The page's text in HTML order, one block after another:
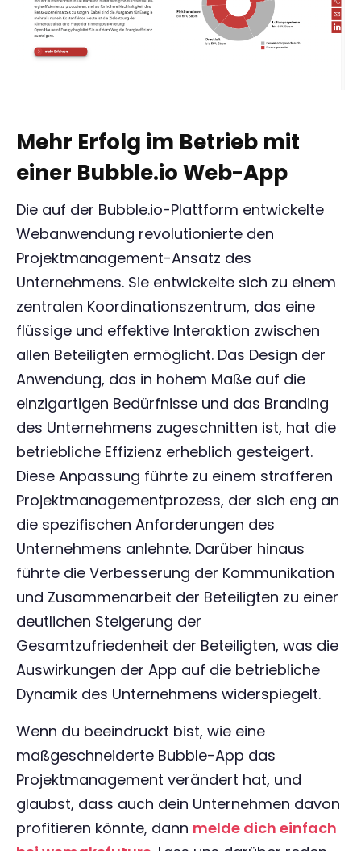
Mehr Erfolg im Betrieb mit
einer Bubble.io Web-App
Die auf der Bubble.io-Plattform entwickelte
Webanwendung revolutionierte den
Projektmanagement-Ansatz des
Unternehmens. Sie entwickelte sich zu einem
zentralen Koordinationszentrum, das eine
flüssige und effektive Interaktion zwischen
allen Beteiligten ermöglicht. Das Design der
Anwendung, das in hohem Maße auf die
einzigartigen Bedürfnisse und das Branding
des Unternehmens zugeschnitten ist, hat die
betriebliche Effizienz erheblich gesteigert.
Diese Anpassung führte zu einem strafferen
Projektmanagementprozess, der sich eng an
die spezifischen Anforderungen des
Unternehmens anlehnte. Darüber hinaus
führte die Verbesserung der Kommunikation
und Zusammenarbeit der Beteiligten zu einer
deutlichen Steigerung der
Gesamtzufriedenheit der Beteiligten, was die
Auswirkungen der App auf die betriebliche
Dynamik des Unternehmens widerspiegelt.
Wenn du beeindruckt bist, wie eine
maßgeschneiderte Bubble-App das
Projektmanagement verändert hat, und
glaubst, dass auch dein Unternehmen davon
profitieren könnte, dann melde dich einfach